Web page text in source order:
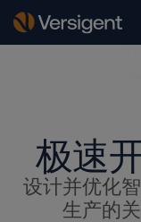
极速
设计并优化
生产的